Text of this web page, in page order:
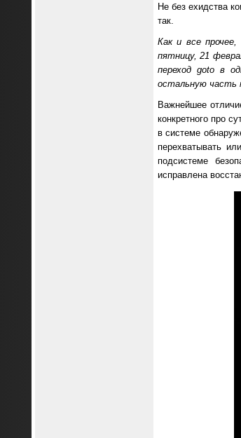
Не без ехидства
так.
Как и все
пятницу, 21
переход goto в
остальную часть
Важнейшее
конкретного про
в системе
перехватывать
подсистеме
исправлена